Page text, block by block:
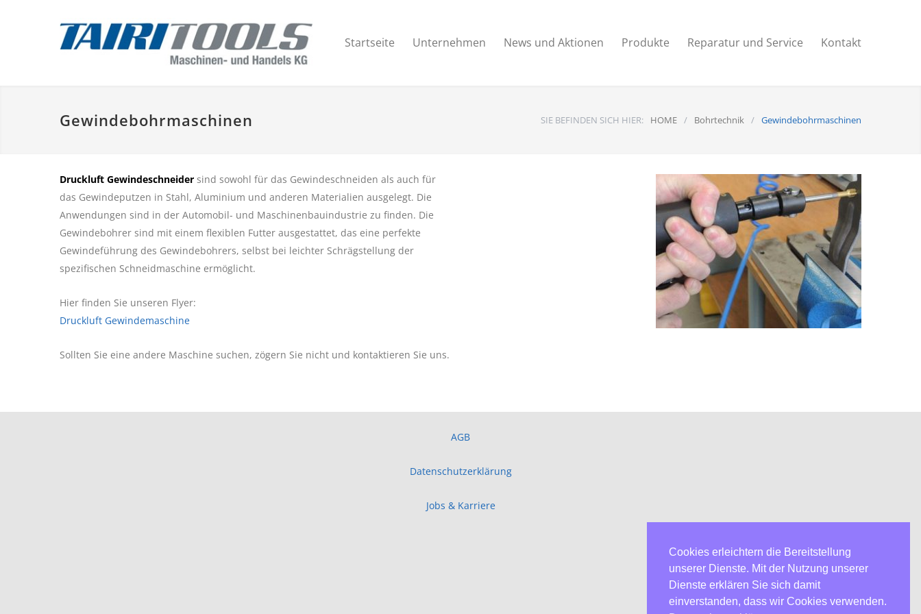
Startseite Unternehmen News und Aktionen Produkte Reparatur und Service Kontakt
Gewindebohrmaschinen SIE BEFINDEN SICH HIER: HOME / Bohrtechnik / Gewindebohrmaschinen
Druckluft Gewindeschneider sind sowohl für das Gewindeschneiden als auch für
das Gewindeputzen in Stahl, Aluminium und anderen Materialien ausgelegt. Die
Anwendungen sind in der Automobil- und Maschinenbauindustrie zu finden. Die
Gewindebohrer sind mit einem flexiblen Futter ausgestattet, das eine perfekte
Gewindeführung des Gewindebohrers, selbst bei leichter Schrägstellung der
spezifischen Schneidmaschine ermöglicht.
Hier finden Sie unseren Flyer:
Druckluft Gewindemaschine
Sollten Sie eine andere Maschine suchen, zögern Sie nicht und kontaktieren Sie uns.
AGB
Datenschutzerklärung
Jobs & Karriere
Cookies erleichtern die Bereitstellung
unserer Dienste. Mit der Nutzung unserer
Dienste erklären Sie sich damit
einverstanden, dass wir Cookies verwenden.